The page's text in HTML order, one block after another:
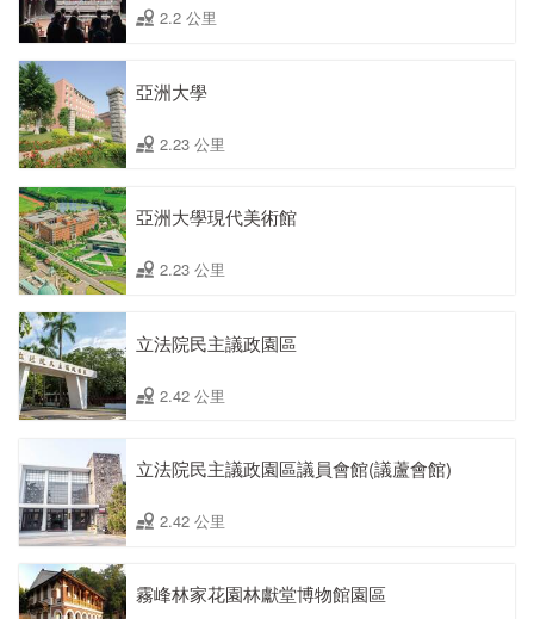
2.2 公里
亞洲大學
2.23 公里
亞洲大學現代美術館
2.23 公里
立法院民主議政園區
2.42 公里
立法院民主議政園區議員會館(議蘆會館)
2.42 公里
霧峰林家花園林獻堂博物館園區